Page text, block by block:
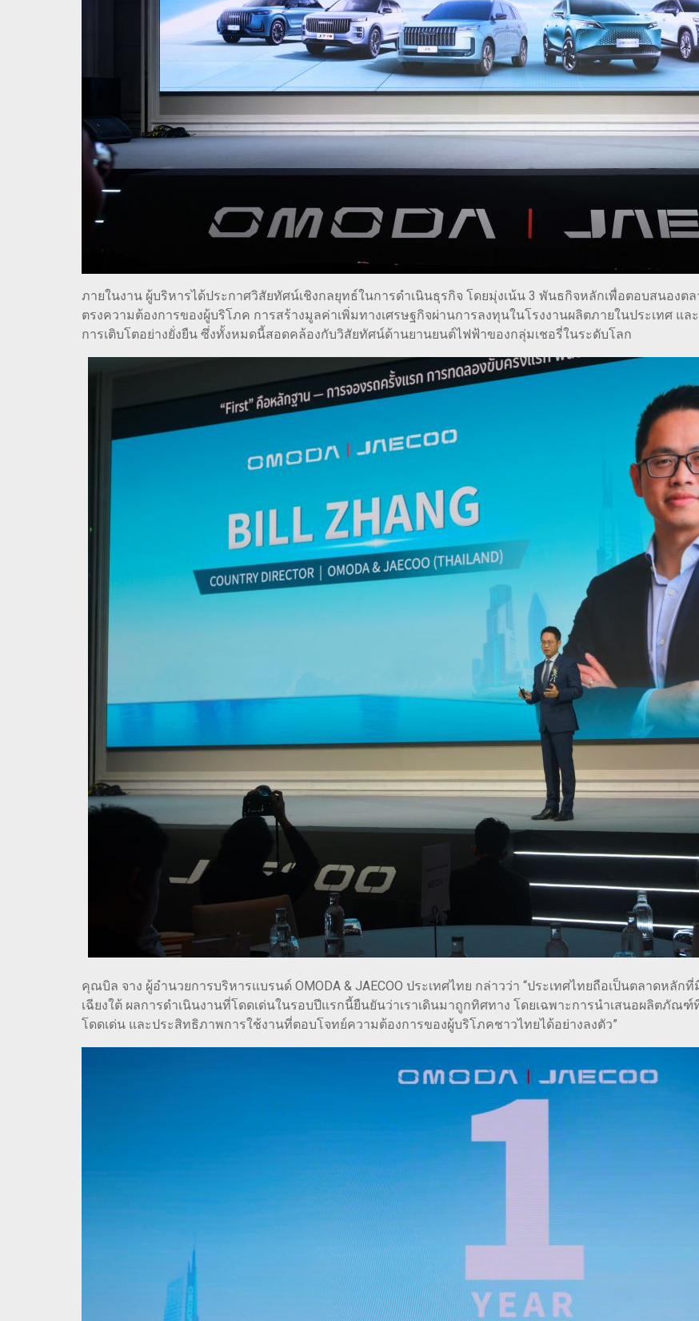
ภายในงาน ผู้บริหารได้ประกาศวิสัยทัศน์เชิงกลยุทธ์ในการดำเนินธุรกิจ โดยมุ่งเน้น 3 พันธกิจหลักเพื่อตอบสนอ
ตรงความต้องการของผู้บริโภค การสร้างมูลค่าเพิ่มทางเศรษฐกิจผ่านการลงทุนในโรงงานผลิตภายในประเทศ แ
การเติบโตอย่างยั่งยืน ซึ่งทั้งหมดนี้สอดคล้องกับวิสัยทัศน์ด้านยานยนต์ไฟฟ้าของกลุ่มเชอรี่ในระดับโลก
คุณบิล จาง ผู้อำนวยการบริหารแบรนด์ OMODA & JAECOO ประเทศไทย กล่าวว่า “ประเทศไทยถือเป็นตลาดห
เฉียงใต้ ผลการดำเนินงานที่โดดเด่นในรอบปีแรกนี้ยืนยันว่าเราเดินมาถูกทิศทาง โดยเฉพาะการนำเสนอผลิตภั
โดดเด่น และประสิทธิภาพการใช้งานที่ตอบโจทย์ความต้องการของผู้บริโภคชาวไทยได้อย่างลงตัว”